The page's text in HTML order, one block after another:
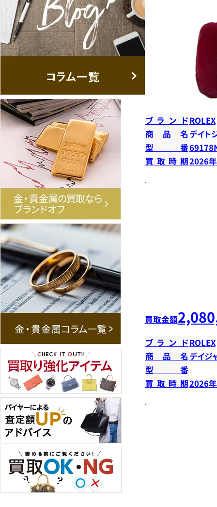
ブランドROLEX
商品名 デイト
型番
買取時期2026
買取金額
ブランドROLEX
商品名 デイジ
型番
買取時期2026